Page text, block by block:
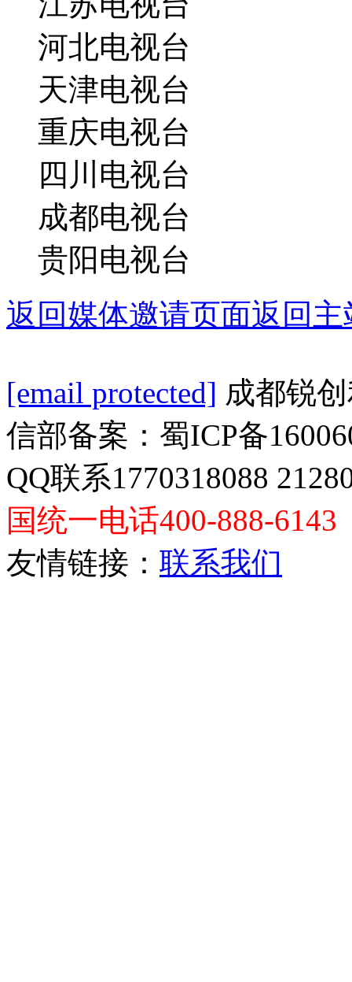
河北电视台
天津电视台
重庆电视台
四川电视台
成都电视台
贵阳电视台
返回媒体邀请页面返回
[email protected] 成都锐
信部备案：蜀ICP备
QQ联系1770318088
国统一电话400-888-6143
友情链接： 联系我们